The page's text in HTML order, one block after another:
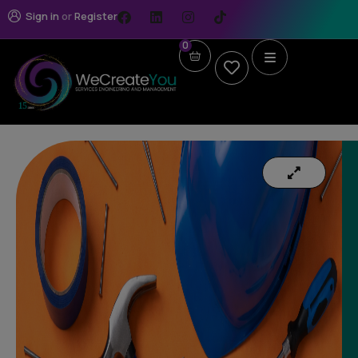
Sign in orRegister
0